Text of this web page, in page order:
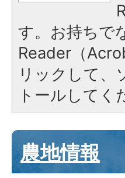
す。お持ちで
Reader（
リックして、
トールしてく
農地情報